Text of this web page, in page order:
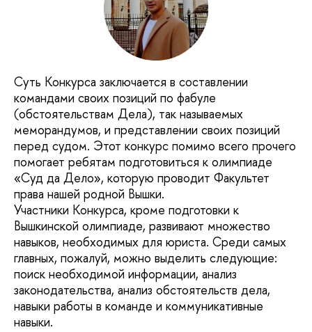
Суть Конкурса заключается в составлении
командами своих позиций по фабуле
(обстоятельствам Дела), так называемых
меморандумов, и представлении своих позиций
перед судом. Этот конкурс помимо всего прочего
помогает ребятам подготовиться к олимпиаде
«Суд да Дело», которую проводит Факультет
права нашей родной Вышки.
Участники Конкурса, кроме подготовки к
Вышкинской олимпиаде, развивают множество
навыков, необходимых для юриста. Среди самых
главных, пожалуй, можно выделить следующие:
поиск необходимой информации, анализ
законодательства, анализ обстоятельств дела,
навыки работы в команде и коммуникативные
навыки.